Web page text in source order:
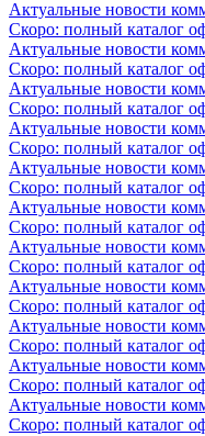
Актуальные новости
Скоро: полный каталог
Актуальные новости
Скоро: полный каталог
Актуальные новости
Скоро: полный каталог
Актуальные новости
Скоро: полный каталог
Актуальные новости
Скоро: полный каталог
Актуальные новости
Скоро: полный каталог
Актуальные новости
Скоро: полный каталог
Актуальные новости
Скоро: полный каталог
Актуальные новости
Скоро: полный каталог
Актуальные новости
Скоро: полный каталог
Актуальные новости
Скоро: полный каталог